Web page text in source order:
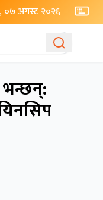
०७ अगस्ट २०२६
भन्छन्: